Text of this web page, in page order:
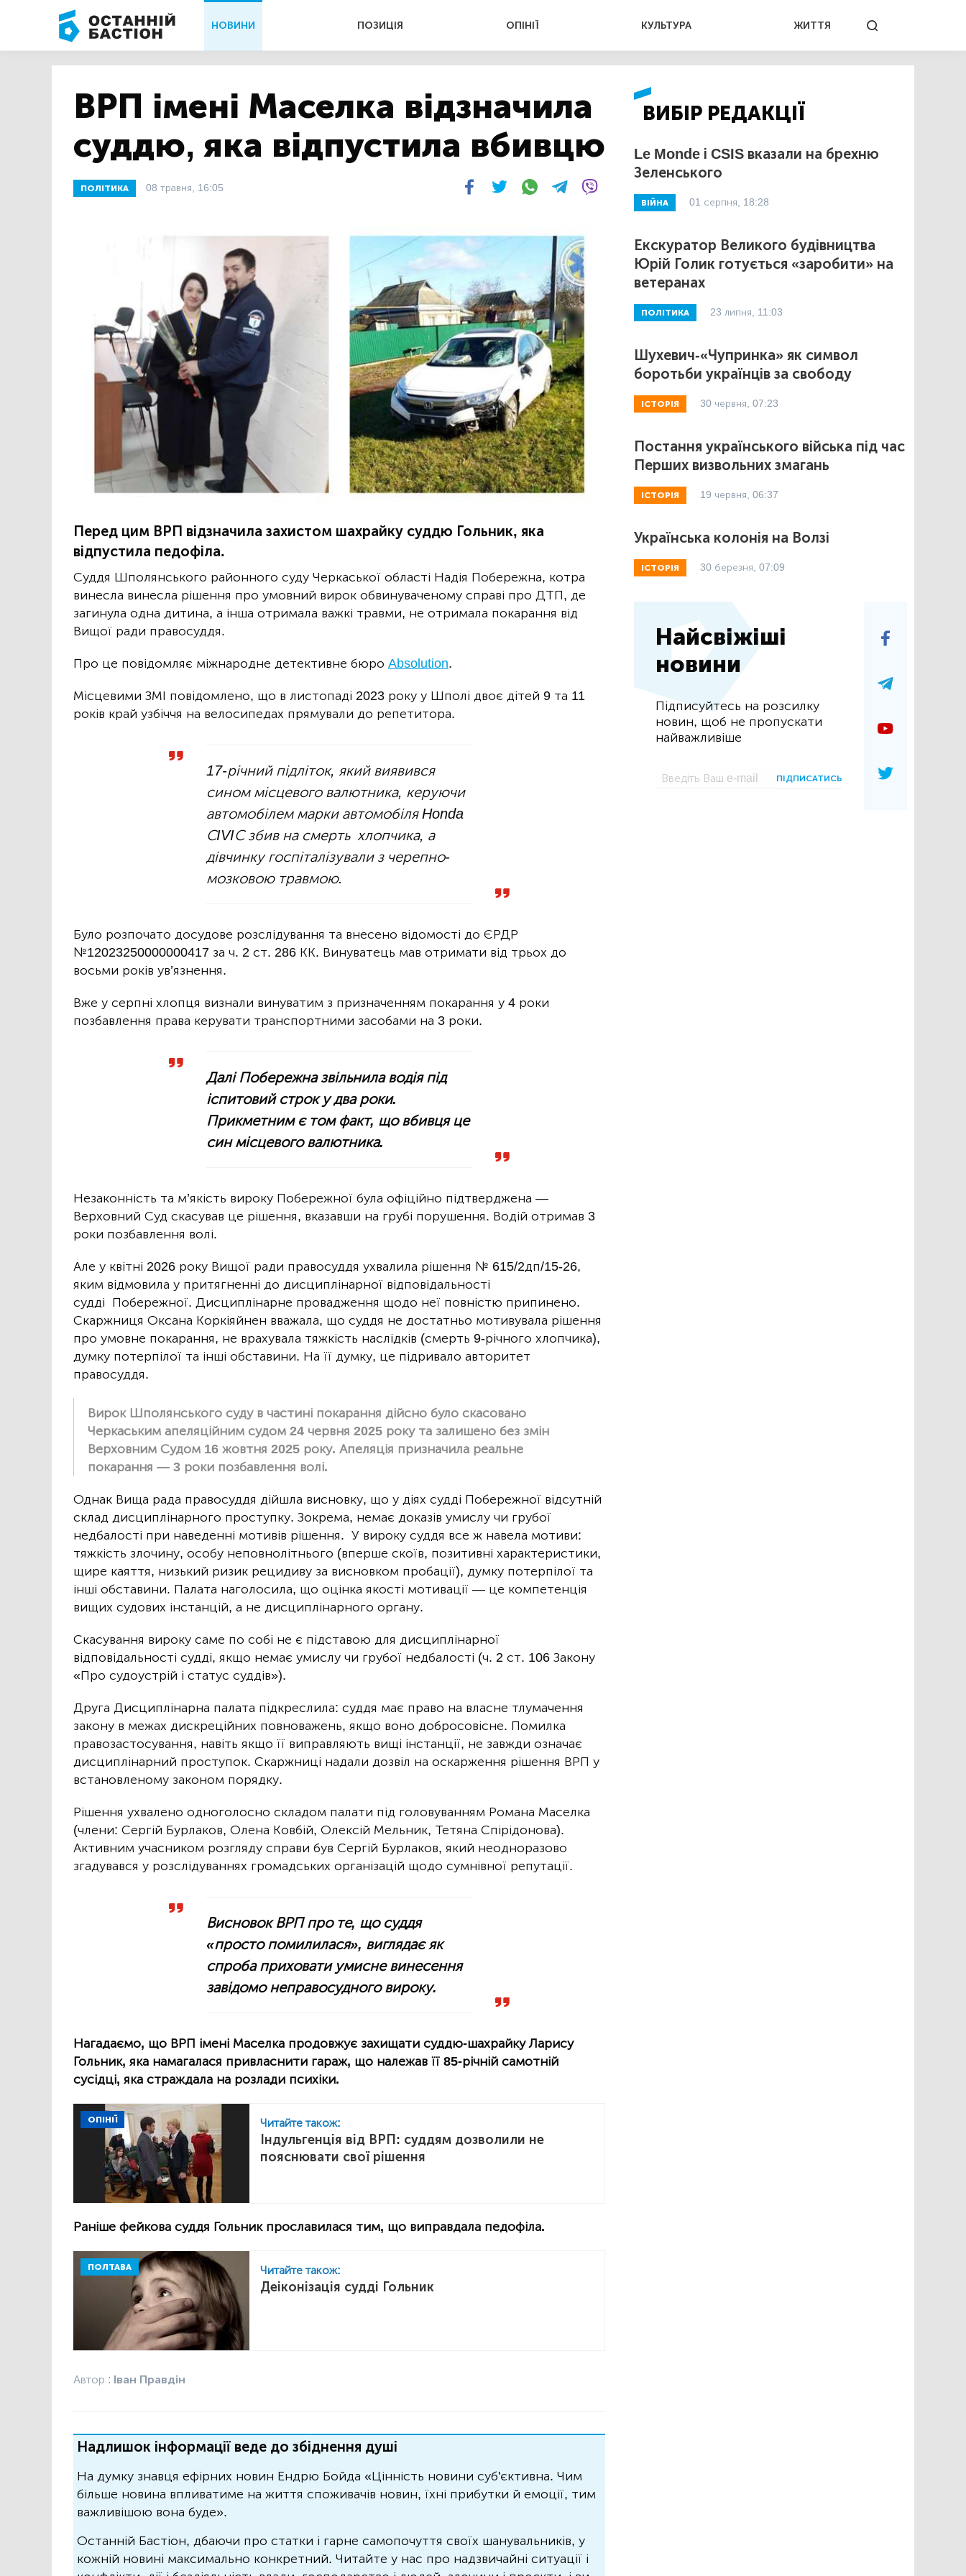
НОВИНИ ПОЗИЦІЯ ОПІНІЇ КУЛЬТУРА ЖИТТЯ
ВРП імені Маселка відзначила
суддю, яка відпустила вбивцю
ПОЛІТИКА 08 травня, 16:05
Перед цим ВРП відзначила захистом шахрайку суддю Гольник, яка
відпустила педофіла.
Суддя Шполянського районного суду Черкаської області Надія Побережна, котра
винесла винесла рішення про умовний вирок обвинуваченому справі про ДТП, де
загинула одна дитина, а інша отримала важкі травми, не отримала покарання від
Вищої ради правосуддя.
Про це повідомляє міжнародне детективне бюро Absolution.
Місцевими ЗМІ повідомлено, що в листопаді 2023 року у Шполі двоє дітей 9 та 11
років край узбіччя на велосипедах прямували до репетитора.
17-річний підліток, який виявився
сином місцевого валютника, керуючи
автомобілем марки автомобіля Honda
СIVIС збив на смерть хлопчика, а
дівчинку госпіталізували з черепно-
мозковою травмою.
Було розпочато досудове розслідування та внесено відомості до ЄРДР
№12023250000000417 за ч. 2 ст. 286 КК. Винуватець мав отримати від трьох до
восьми років ув’язнення.
Вже у серпні хлопця визнали винуватим з призначенням покарання у 4 роки
позбавлення права керувати транспортними засобами на 3 роки.
Далі Побережна звільнила водія під
іспитовий строк у два роки.
Прикметним є том факт, що вбивця це
син місцевого валютника.
Незаконність та м’якість вироку Побережної була офіційно підтверджена —
Верховний Суд скасував це рішення, вказавши на грубі порушення. Водій отримав 3
роки позбавлення волі.
Але у квітні 2026 року Вищої ради правосуддя ухвалила рішення № 615/2дп/15-26,
яким відмовила у притягненні до дисциплінарної відповідальності
судді Побережної. Дисциплінарне провадження щодо неї повністю припинено.
Скаржниця Оксана Коркіяйнен вважала, що суддя не достатньо мотивувала рішення
про умовне покарання, не врахувала тяжкість наслідків (смерть 9-річного хлопчика),
думку потерпілої та інші обставини. На її думку, це підривало авторитет
правосуддя.
Вирок Шполянського суду в частині покарання дійсно було скасовано
Черкаським апеляційним судом 24 червня 2025 року та залишено без змін
Верховним Судом 16 жовтня 2025 року. Апеляція призначила реальне
покарання — 3 роки позбавлення волі.
Однак Вища рада правосуддя дійшла висновку, що у діях судді Побережної відсутній
склад дисциплінарного проступку. Зокрема, немає доказів умислу чи грубої
недбалості при наведенні мотивів рішення. У вироку суддя все ж навела мотиви:
тяжкість злочину, особу неповнолітнього (вперше скоїв, позитивні характеристики,
щире каяття, низький ризик рецидиву за висновком пробації), думку потерпілої та
інші обставини. Палата наголосила, що оцінка якості мотивації — це компетенція
вищих судових інстанцій, а не дисциплінарного органу.
Скасування вироку саме по собі не є підставою для дисциплінарної
відповідальності судді, якщо немає умислу чи грубої недбалості (ч. 2 ст. 106 Закону
«Про судоустрій і статус суддів»).
Друга Дисциплінарна палата підкреслила: суддя має право на власне тлумачення
закону в межах дискреційних повноважень, якщо воно добросовісне. Помилка
правозастосування, навіть якщо її виправляють вищі інстанції, не завжди означає
дисциплінарний проступок. Скаржниці надали дозвіл на оскарження рішення ВРП у
встановленому законом порядку.
Рішення ухвалено одноголосно складом палати під головуванням Романа Маселка
(члени: Сергій Бурлаков, Олена Ковбій, Олексій Мельник, Тетяна Спірідонова).
Активним учасником розгляду справи був Сергій Бурлаков, який неодноразово
згадувався у розслідуваннях громадських організацій щодо сумнівної репутації.
Висновок ВРП про те, що суддя
«просто помилилася», виглядає як
спроба приховати умисне винесення
завідомо неправосудного вироку.
Нагадаємо, що ВРП імені Маселка продовжує захищати суддю-шахрайку Ларису
Гольник, яка намагалася привласнити гараж, що належав її 85-річній самотній
сусідці, яка страждала на розлади психіки.
ОПІНІЇ Читайте також:
Індульгенція від ВРП: суддям дозволили не
пояснювати свої рішення
Раніше фейкова суддя Гольник прославилася тим, що виправдала педофіла.
ПОЛТАВА Читайте також:
Деіконізація судді Гольник
Автор : Іван Правдін
Надлишок інформації веде до збіднення душі
На думку знавця ефірних новин Ендрю Бойда «Цінність новини суб'єктивна. Чим
більше новина впливатиме на життя споживачів новин, їхні прибутки й емоції, тим
важливішою вона буде».
Останній Бастіон, дбаючи про статки і гарне самопочуття своїх шанувальників, у
кожній новині максимально конкретний. Читайте у нас про надзвичайні ситуації і
ВИБІР РЕДАКЦІЇ
Le Monde і CSIS вказали на брехню
Зеленського
ВІЙНА 01 серпня, 18:28
Екскуратор Великого будівництва
Юрій Голик готується «заробити» на
ветеранах
ПОЛІТИКА 23 липня, 11:03
Шухевич-«Чупринка» як символ
боротьби українців за свободу
ІСТОРІЯ 30 червня, 07:23
Постання українського війська під час
Перших визвольних змагань
ІСТОРІЯ 19 червня, 06:37
Українська колонія на Волзі
ІСТОРІЯ 30 березня, 07:09
Найсвіжіші
новини
Підписуйтесь на розсилку
новин, щоб не пропускати
найважливіше
ПІДПИСАТИСЬ